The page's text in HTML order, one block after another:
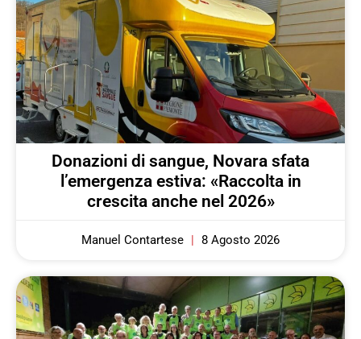
Donazioni di sangue, Novara sfata
l’emergenza estiva: «Raccolta in
crescita anche nel 2026»
Manuel Contartese 8 Agosto 2026